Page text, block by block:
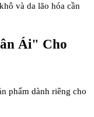
và da lão hóa cần
Ái" Cho
phẩm dành riêng cho